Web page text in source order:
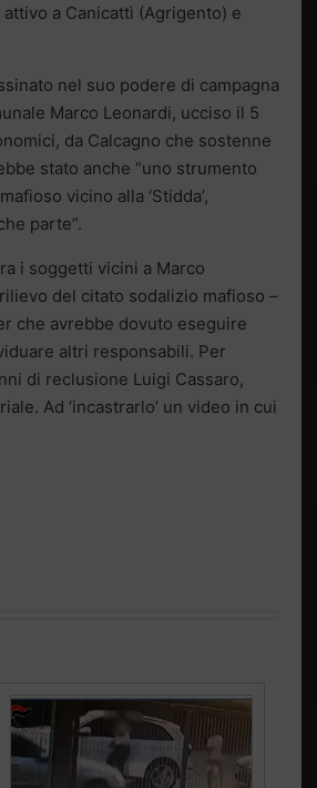
a Canicattì (Agrigento) e
nel suo podere di campagna
Marco Leonardi, ucciso il 5
da Calcagno che sostenne
stato anche “uno strumento
vicino alla ‘Stidda’,
parte”.
i soggetti vicini a Marco
del citato sodalizio mafioso –
che avrebbe dovuto eseguire
altri responsabili. Per
di reclusione Luigi Cassaro,
Ad ‘incastrarlo’ un video in cui